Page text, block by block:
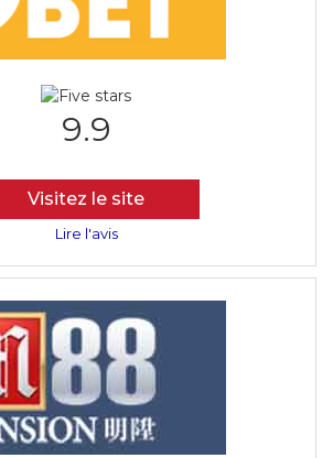
9.9
Visitez le site
Lire l'avis